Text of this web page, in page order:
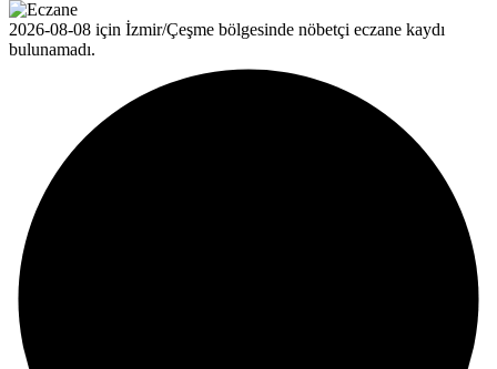
2026-08-08 için İzmir/Çeşme bölgesinde nöbetçi eczane kaydı
bulunamadı.